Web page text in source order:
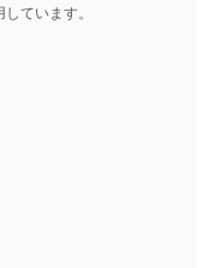
ています。